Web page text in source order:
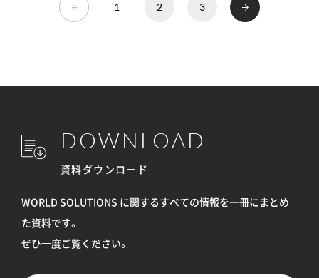
1 2 3
DOWNLOAD
資料ダウンロード
WORLD SOLUTIONS に関するすべての情報を一冊にまとめ
た資料です。
ぜひ一度ご覧ください。